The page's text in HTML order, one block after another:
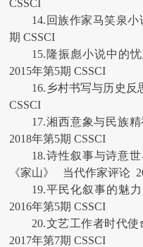
CSSCI
14.回族作家马笑泉
期 CSSCI
15.隆振彪小说中的
2015年第5期 CSSCI
16.乡村书写与历史
CSSCI
17.湘西意象与民族
2018年第5期 CSSCI
18.诗性叙事与诗意
《家山》 当代作家评论
19.平民化叙事的魅
2016年第5期 CSSCI
20.文艺工作者时代
2017年第7期 CSSCI